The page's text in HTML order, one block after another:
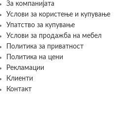
За компанијата
Услови за користење и купување
Упатство за купување
Услови за продажба на мебел
Политика за приватност
Политика на цени
Рекламации
Клиенти
Контакт